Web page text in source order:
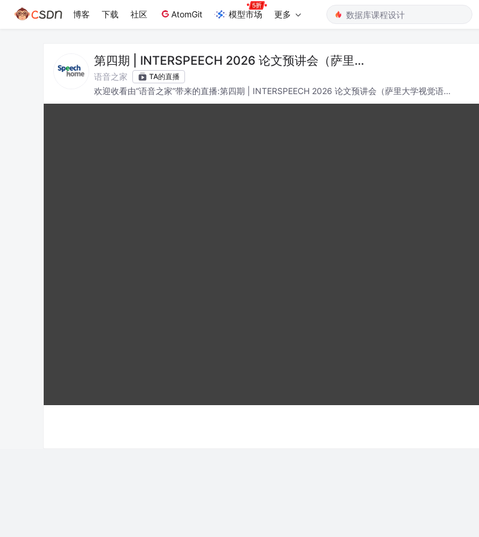
博客 下载 社区 AtomGit 模型市场 更多
第四期 | INTERSPEECH 2026 论文预讲会（萨里大
学视觉语音与信号处理中心）
语音之家 TA的直播
欢迎收看由“语音之家”带来的直播:第四期 | INTERSPEECH 2026 论文预讲会（萨里大学视觉语音
与信号处理中心），希望各位能有所收获。